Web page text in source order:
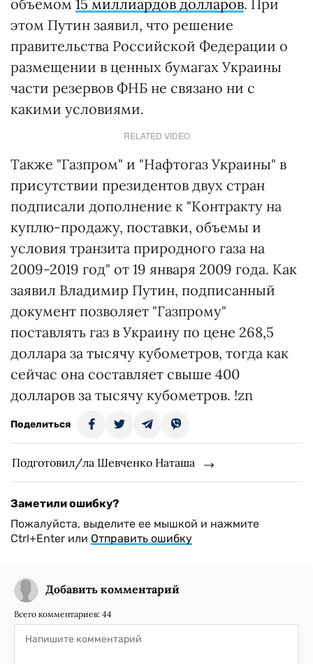
объемом 15 миллиардов долларов. При
этом Путин заявил, что решение
правительства Российской Федерации о
размещении в ценных бумагах Украины
части резервов ФНБ не связано ни с
какими условиями.
RELATED VIDEO
Также "Газпром" и "Нафтогаз Украины" в
присутствии президентов двух стран
подписали дополнение к "Контракту на
куплю-продажу, поставки, объемы и
условия транзита природного газа на
2009-2019 год" от 19 января 2009 года. Как
заявил Владимир Путин, подписанный
документ позволяет "Газпрому"
поставлять газ в Украину по цене 268,5
доллара за тысячу кубометров, тогда как
сейчас она составляет свыше 400
долларов за тысячу кубометров. !zn
Поделиться
Подготовил/ла Шевченко Наташа
Заметили ошибку?
Пожалуйста, выделите ее мышкой и нажмите
Ctrl+Enter или Отправить ошибку
Добавить комментарий
Всего комментариев: 44